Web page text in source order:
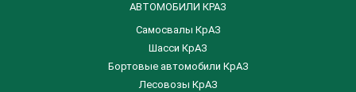
АВТОМОБИЛИ КРАЗ
Самосвалы КрАЗ
Шасси КрАЗ
Бортовые автомобили КрАЗ
Лесовозы КрАЗ